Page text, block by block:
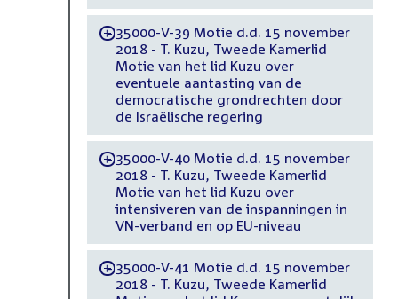
-35000-V-39 Motie d.d. 15 november
2018 - T. Kuzu, Tweede Kamerlid
Motie van het lid Kuzu over
eventuele aantasting van de
democratische grondrechten door
de Israëlische regering
-35000-V-40 Motie d.d. 15 november
2018 - T. Kuzu, Tweede Kamerlid
Motie van het lid Kuzu over
intensiveren van de inspanningen in
VN-verband en op EU-niveau
-35000-V-41 Motie d.d. 15 november
2018 - T. Kuzu, Tweede Kamerlid